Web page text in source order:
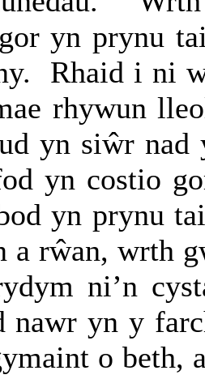
yn prynu
Rhaid i ni
rhywun
yn siŵr nad
yn costio
yn prynu
a rŵan, wrth
ni’n
nawr yn y
o beth,